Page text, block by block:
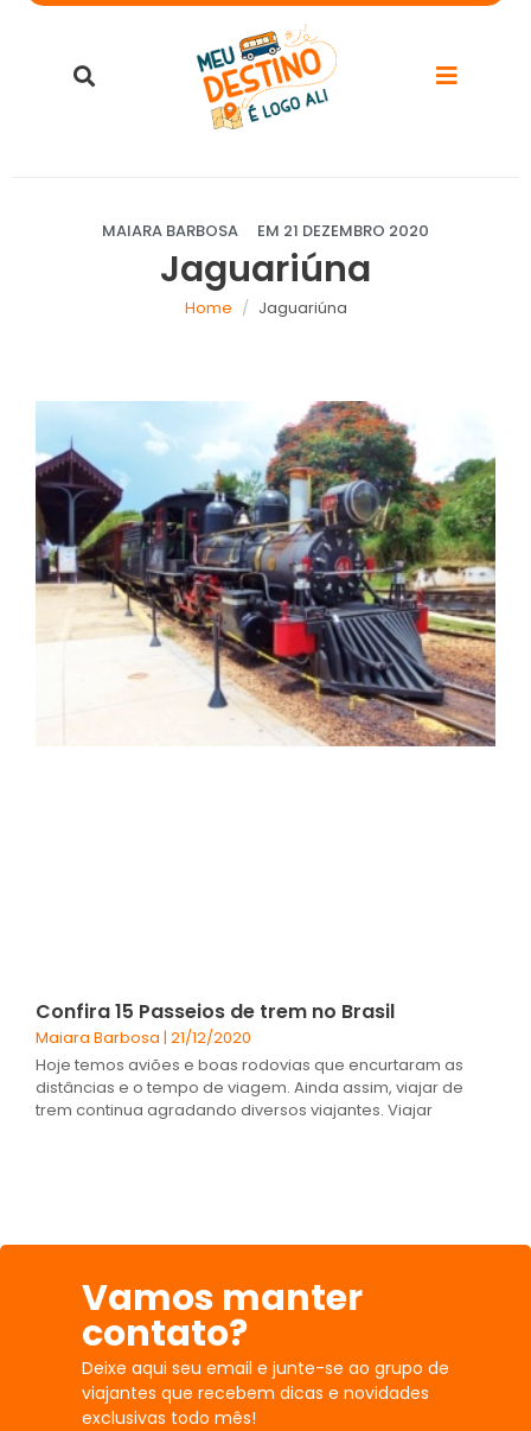
MAIARA BARBOSA EM 21 DEZEMBRO 2020
Jaguariúna
Home Jaguariúna
Confira 15 Passeios de trem no Brasil
Maiara Barbosa 21/12/2020
Hoje temos aviões e boas rodovias que encurtaram as
distâncias e o tempo de viagem. Ainda assim, viajar de
trem continua agradando diversos viajantes. Viajar
Vamos manter
contato?
Deixe aqui seu email e junte-se ao grupo de
viajantes que recebem dicas e novidades
exclusivas todo mês!